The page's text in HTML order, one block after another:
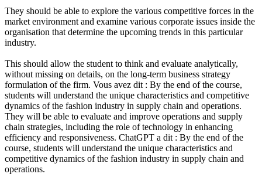
They should be able to explore the various competitive forces in the
market environment and examine various corporate issues inside the
organisation that determine the upcoming trends in this particular
industry.
This should allow the student to think and evaluate analytically,
without missing on details, on the long-term business strategy
formulation of the firm. Vous avez dit : By the end of the course,
students will understand the unique characteristics and competitive
dynamics of the fashion industry in supply chain and operations.
They will be able to evaluate and improve operations and supply
chain strategies, including the role of technology in enhancing
efficiency and responsiveness. ChatGPT a dit : By the end of the
course, students will understand the unique characteristics and
competitive dynamics of the fashion industry in supply chain and
operations.